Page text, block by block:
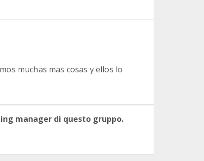
muchas mas cosas y ellos lo
manager di questo gruppo.